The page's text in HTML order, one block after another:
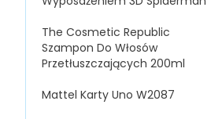
The Cosmetic Republic
Szampon Do Włosów
Przetłuszczających 200ml
Mattel Karty Uno W2087